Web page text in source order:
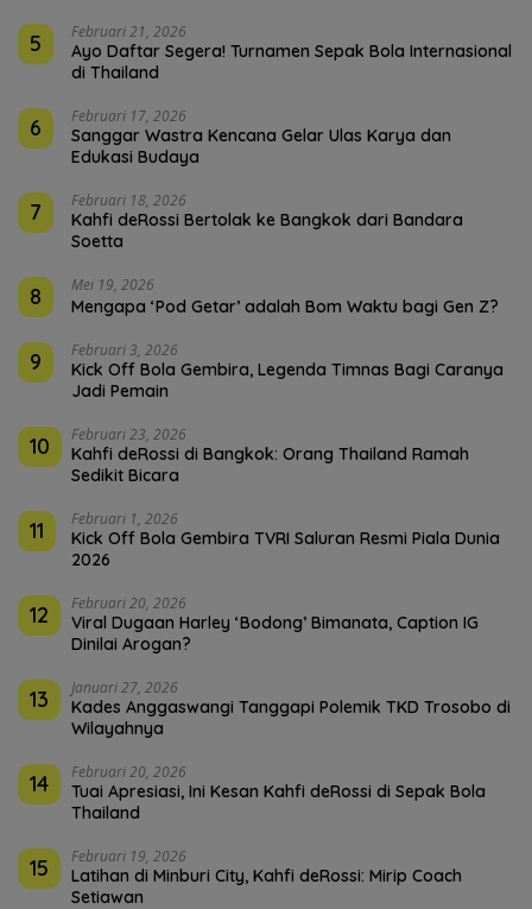
5 Februari 21, 2026
Ayo Daftar Segera! Turnamen Sepak Bola Internasional
di Thailand
6 Februari 17, 2026
Sanggar Wastra Kencana Gelar Ulas Karya dan
Edukasi Budaya
7 Februari 18, 2026
Kahfi deRossi Bertolak ke Bangkok dari Bandara
Soetta
8 Mei 19, 2026
Mengapa ‘Pod Getar’ adalah Bom Waktu bagi Gen Z?
9 Februari 3, 2026
Kick Off Bola Gembira, Legenda Timnas Bagi Caranya
Jadi Pemain
10 Februari 23, 2026
Kahfi deRossi di Bangkok: Orang Thailand Ramah
Sedikit Bicara
11 Februari 1, 2026
Kick Off Bola Gembira TVRI Saluran Resmi Piala Dunia
2026
12 Februari 20, 2026
Viral Dugaan Harley ‘Bodong’ Bimanata, Caption IG
Dinilai Arogan?
13 Januari 27, 2026
Kades Anggaswangi Tanggapi Polemik TKD Trosobo di
Wilayahnya
14 Februari 20, 2026
Tuai Apresiasi, Ini Kesan Kahfi deRossi di Sepak Bola
Thailand
15 Februari 19, 2026
Latihan di Minburi City, Kahfi deRossi: Mirip Coach
Setiawan